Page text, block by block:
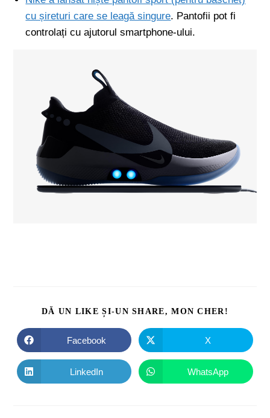
cu șireturi care se leagă singure. Pantofii pot fi
controlați cu ajutorul smartphone-ului.
DĂ UN LIKE ȘI-UN SHARE, MON CHER!
Facebook X
LinkedIn WhatsApp